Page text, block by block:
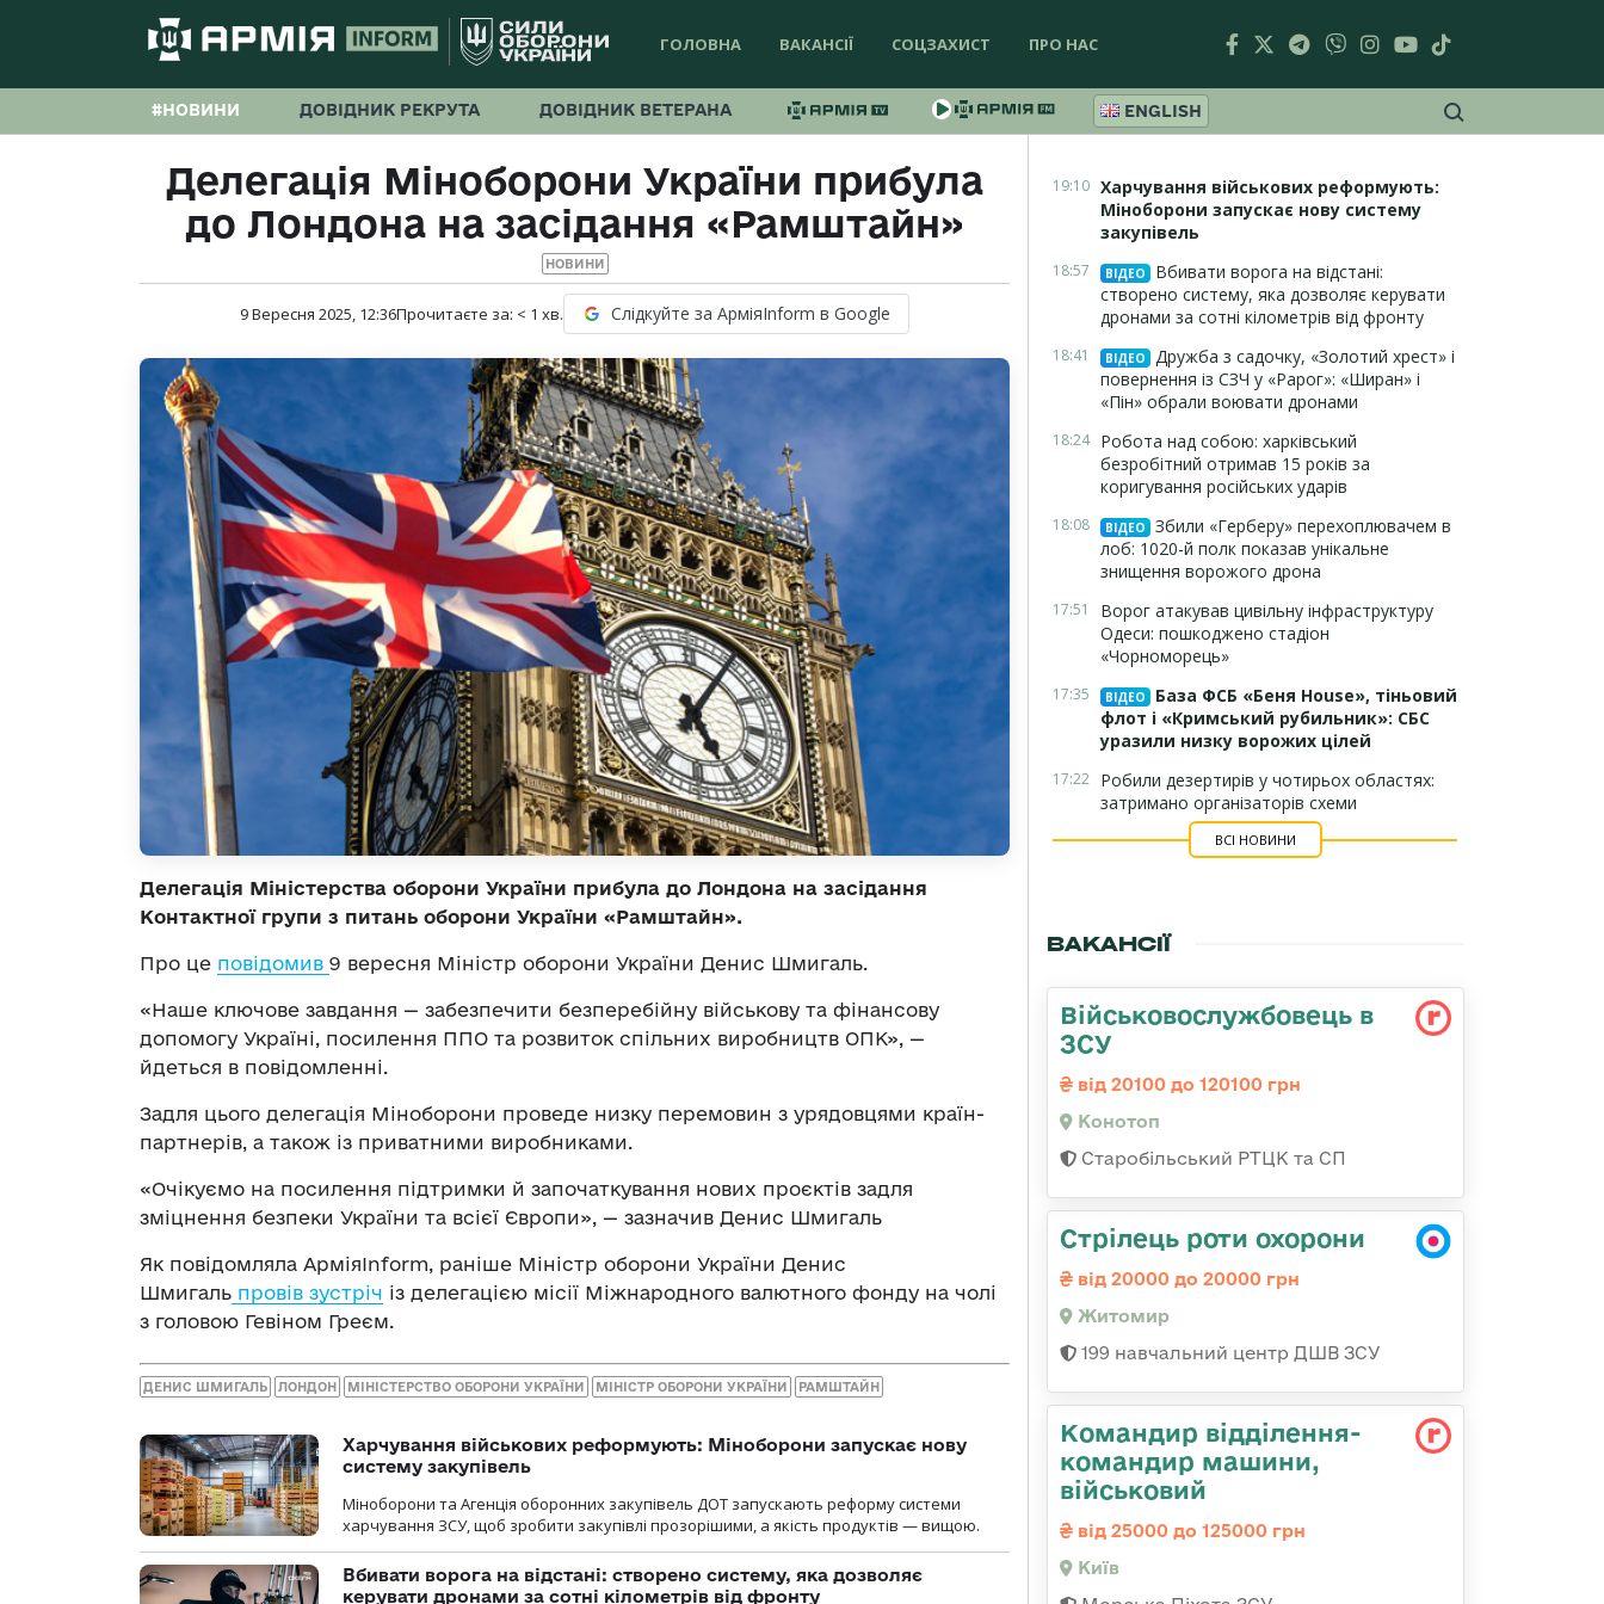
ГОЛОВНА ВАКАНСІЇ СОЦЗАХИСТ ПРО НАС
#НОВИНИ ДОВІДНИК РЕКРУТА ДОВІДНИК ВЕТЕРАНА ENGLISH
Делегація Міноборони України прибула
до Лондона на засідання «Рамштайн»
НОВИНИ
9 Вересня 2025, 12:36Прочитаєте за: < 1 хв. Слідкуйте за АрміяInform в Google
Делегація Міністерства оборони України прибула до Лондона на засідання
Контактної групи з питань оборони України «Рамштайн».
Про це повідомив 9 вересня Міністр оборони України Денис Шмигаль.
«Наше ключове завдання — забезпечити безперебійну військову та фінансову
допомогу Україні, посилення ППО та розвиток спільних виробництв ОПК», —
йдеться в повідомленні.
Задля цього делегація Міноборони проведе низку перемовин з урядовцями країн-
партнерів, а також із приватними виробниками.
«Очікуємо на посилення підтримки й започаткування нових проєктів задля
зміцнення безпеки України та всієї Європи», — зазначив Денис Шмигаль
Як повідомляла АрміяInform, раніше Міністр оборони України Денис
Шмигаль провів зустріч із делегацією місії Міжнародного валютного фонду на чолі
з головою Гевіном Греєм.
ДЕНИС ШМИГАЛЬ ЛОНДОН МІНІСТЕРСТВО ОБОРОНИ УКРАЇНИ МІНІСТР ОБОРОНИ УКРАЇНИ РАМШТАЙН
Харчування військових реформують: Міноборони запускає нову
систему закупівель
Міноборони та Агенція оборонних закупівель ДОТ запускають реформу системи
харчування ЗСУ, щоб зробити закупівлі прозорішими, а якість продуктів — вищою.
Вбивати ворога на відстані: створено систему, яка дозволяє
керувати дронами за сотні кілометрів від фронту
19:10 Харчування військових реформують:
Міноборони запускає нову систему
закупівель
18:57 ВІДЕО
Вбивати ворога на відстані:
створено систему, яка дозволяє керувати
дронами за сотні кілометрів від фронту
18:41 ВІДЕО
Дружба з садочку, «Золотий хрест» і
повернення із СЗЧ у «Рарог»: «Ширан» і
«Пін» обрали воювати дронами
18:24 Робота над собою: харківський
безробітний отримав 15 років за
коригування російських ударів
18:08 ВІДЕО
Збили «Герберу» перехоплювачем в
лоб: 1020-й полк показав унікальне
знищення ворожого дрона
17:51
Ворог атакував цивільну інфраструктуру
Одеси: пошкоджено стадіон
«Чорноморець»
17:35 ВІДЕО
База ФСБ «Беня House», тіньовий
флот і «Кримський рубильник»: СБС
уразили низку ворожих цілей
17:22 Робили дезертирів у чотирьох областях:
затримано організаторів схеми
ВСІ НОВИНИ
ВАКАНСІЇ
Військовослужбовець в
ЗСУ
від 20100 до 120100 грн
Конотоп
Старобільський РТЦК та СП
Стрілець роти охорони
від 20000 до 20000 грн
Житомир
199 навчальний центр ДШВ ЗСУ
Командир відділення-
командир машини,
військовий
від 25000 до 125000 грн
Київ